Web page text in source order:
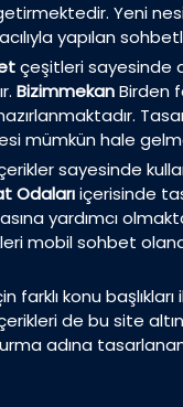
Yeni
yapılan
çeşitleri sayesinde
BizimmekanBirden
mümkün hale
sayesinde
Odalarıiçerisinde
yardımcı
mobil sohbet
farklı konu
de bu site
adına